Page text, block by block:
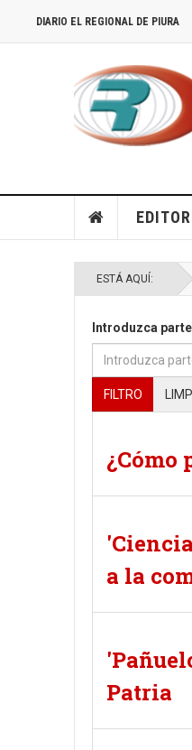
DIARIO EL REGIONAL DE PIURA
ESTÁ AQUÍ:
Introduzca
FILTRO
¿Cómo
a la
Patria